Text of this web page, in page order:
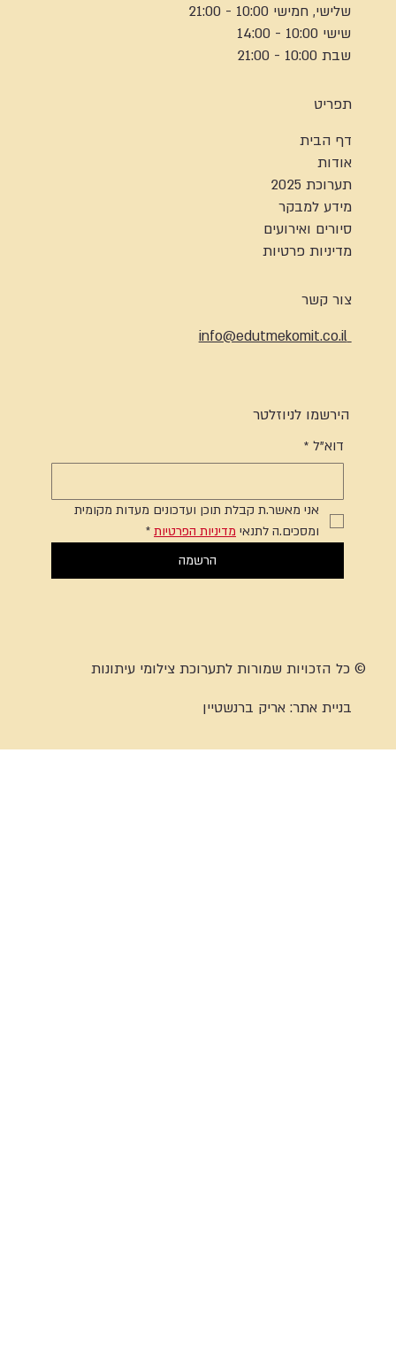
שלישי, חמישי 10:00 - 21:00
שישי 10:00 - 14:00
שבת 10:00 - 21:00
תפריט
דף הבית
אודות
תערוכת 2025
מידע למבקר
סיורים ואירועים
מדיניות פרטיות
צור קשר
info@edutmekomit.co.il
הירשמו לניוזלטר
דוא"ל *
אני מאשר.ת קבלת תוכן ועדכונים מעדות מקומית
ומסכים.ה לתנאי מדיניות הפרטיות *
הרשמה
© כל הזכויות שמורות לתערוכת צילומי עיתונות
בניית אתר:אריק ברנשטיין